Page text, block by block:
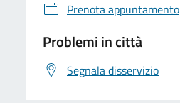
Prenota appuntamento
Problemi in città
Segnala disservizio